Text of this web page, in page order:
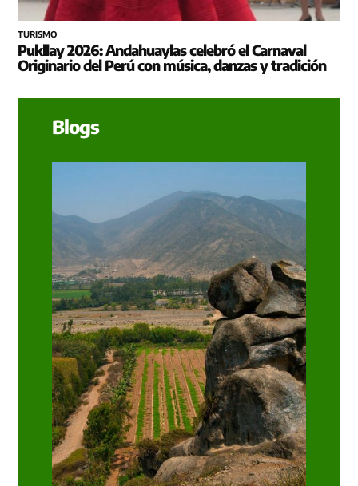
TURISMO
Pukllay 2026: Andahuaylas celebró el Carnaval
Originario del Perú con música, danzas y tradición
Blogs